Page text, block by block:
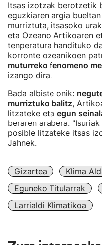
Itsas izotzak berotzetik
eguzkiaren argia
murriztuta, itsasoko
eta Ozeano Artikoaren
tenperatura handituko
korronte ozeanikoen
muturreko fenomeno
izango dira.
Bada albiste onik:
murriztuko balitz,
litzateke eta egun
beraren arabera.
posible litzateke itsas
Jahnek.
Gizartea
Klima
Eguneko Titularrak
Larrialdi Klimatikoa